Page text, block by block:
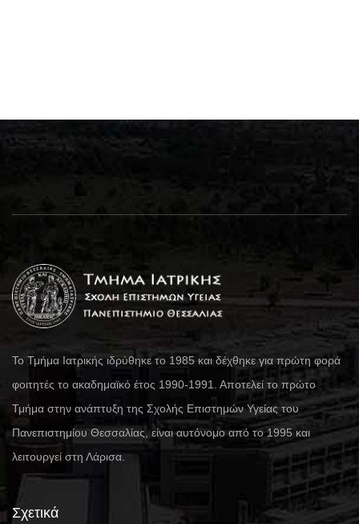
Το Τμήμα Ιατρικής ιδρύθηκε το 1985 και δέχθηκε για πρώτη φορά
φοιτητές το ακαδημαϊκό έτος 1990-1991. Αποτελεί το πρώτο
Τμήμα στην ανάπτυξη της Σχολής Επιστημών Υγείας του
Πανεπιστημίου Θεσσαλίας, είναι αυτόνομο από το 1995 και
λειτουργεί στη Λάρισα.
Σχετικά